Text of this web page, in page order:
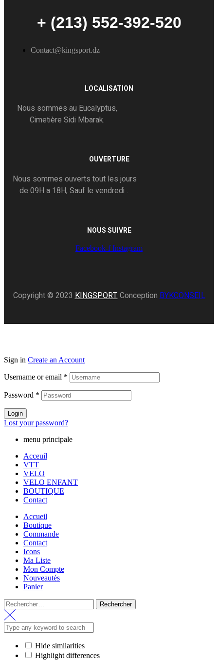
+ (213) 552-392-520
Contact@kingsport.dz
LOCALISATION
Nous sommes au Eucalyptus,
Cimetière Sidi Mbarak.
OUVERTURE
Nous sommes ouverts tout les jours
de 09H a 18H, Sauf le vendredi .
NOUS SUIVRE
Facebook-f Instagram
Copyright © 2023KINGSPORT.ConceptionBYKCONSEIL
Sign in Create an Account
Username or email *
Password *
Login
Lost your password?
menu principale
Acceuil
VTT
VELO
VELO ENFANT
BOUTIQUE
Contact
Accueil
Boutique
Commande
Contact
Icons
Ma Liste
Mon Compte
Nouveautés
Panier
Rechercher :
Hide similarities
Highlight differences